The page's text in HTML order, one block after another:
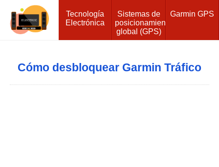
Tecnología
Electrónica
Sistemas de
posicionamiento
global (GPS)
Garmin GPS
Cómo desbloquear Garmin Tráfico